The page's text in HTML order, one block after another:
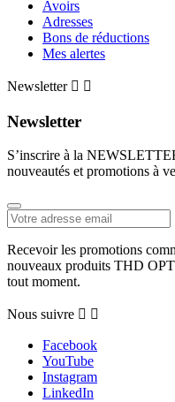
Avoirs
Adresses
Bons de réductions
Mes alertes
Newsletter  
Newsletter
S’inscrire à la
nouveautés et promotions à
Recevoir les promotions
nouveaux produits THD
tout moment.
Nous suivre  
Facebook
YouTube
Instagram
LinkedIn